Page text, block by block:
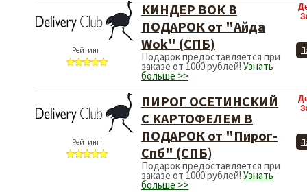
Рейтинг:
КИНДЕР ВОК В
ПОДАРОК от "Айда
Wok" (СПБ)
Подарок предоставляется при
заказе от 1000 рублей! Узнать
больше >>
Рейтинг:
ПИРОГ ОСЕТИНСКИЙ
С КАРТОФЕЛЕМ В
ПОДАРОК от "Пирог-
Спб" (СПБ)
Подарок предоставляется при
заказе от 1000 рублей! Узнать
больше >>